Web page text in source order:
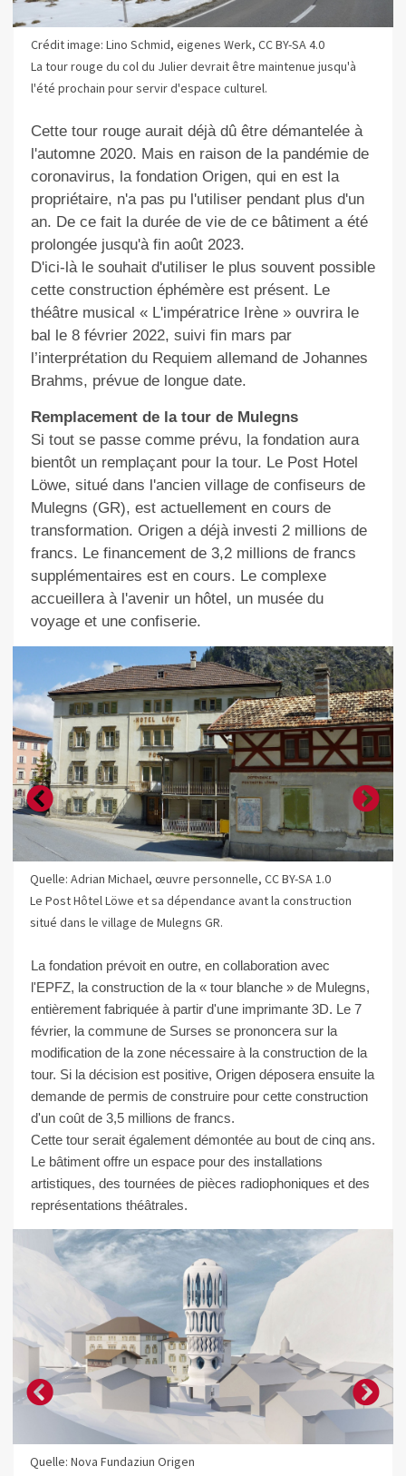
Crédit image: Lino Schmid, eigenes Werk, CC BY-SA 4.0
La tour rouge du col du Julier devrait être maintenue jusqu'à
l'été prochain pour servir d'espace culturel.
Cette tour rouge aurait déjà dû être démantelée à
l'automne 2020. Mais en raison de la pandémie de
coronavirus, la fondation Origen, qui en est la
propriétaire, n'a pas pu l'utiliser pendant plus d'un
an. De ce fait la durée de vie de ce bâtiment a été
prolongée jusqu'à fin août 2023.
D'ici-là le souhait d'utiliser le plus souvent possible
cette construction éphémère est présent. Le
théâtre musical « L'impératrice Irène » ouvrira le
bal le 8 février 2022, suivi fin mars par
l’interprétation du Requiem allemand de Johannes
Brahms, prévue de longue date.
Remplacement de la tour de Mulegns
Si tout se passe comme prévu, la fondation aura
bientôt un remplaçant pour la tour. Le Post Hotel
Löwe, situé dans l'ancien village de confiseurs de
Mulegns (GR), est actuellement en cours de
transformation. Origen a déjà investi 2 millions de
francs. Le financement de 3,2 millions de francs
supplémentaires est en cours. Le complexe
accueillera à l'avenir un hôtel, un musée du
voyage et une confiserie.
Quelle: Adrian Michael, œuvre personnelle, CC BY-SA 1.0
Le Post Hôtel Löwe et sa dépendance avant la construction
situé dans le village de Mulegns GR.
La fondation prévoit en outre, en collaboration avec
l'EPFZ, la construction de la « tour blanche » de Mulegns,
entièrement fabriquée à partir d'une imprimante 3D. Le 7
février, la commune de Surses se prononcera sur la
modification de la zone nécessaire à la construction de la
tour. Si la décision est positive, Origen déposera ensuite la
demande de permis de construire pour cette construction
d'un coût de 3,5 millions de francs.
Cette tour serait également démontée au bout de cinq ans.
Le bâtiment offre un espace pour des installations
artistiques, des tournées de pièces radiophoniques et des
représentations théâtrales.
Quelle: Nova Fundaziun Origen